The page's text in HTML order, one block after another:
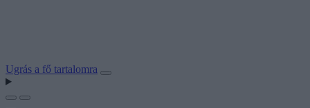
Ugrás a fő tartalomra